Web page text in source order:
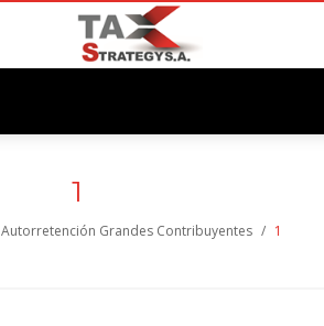
1
Autorretención Grandes Contribuyentes / 1